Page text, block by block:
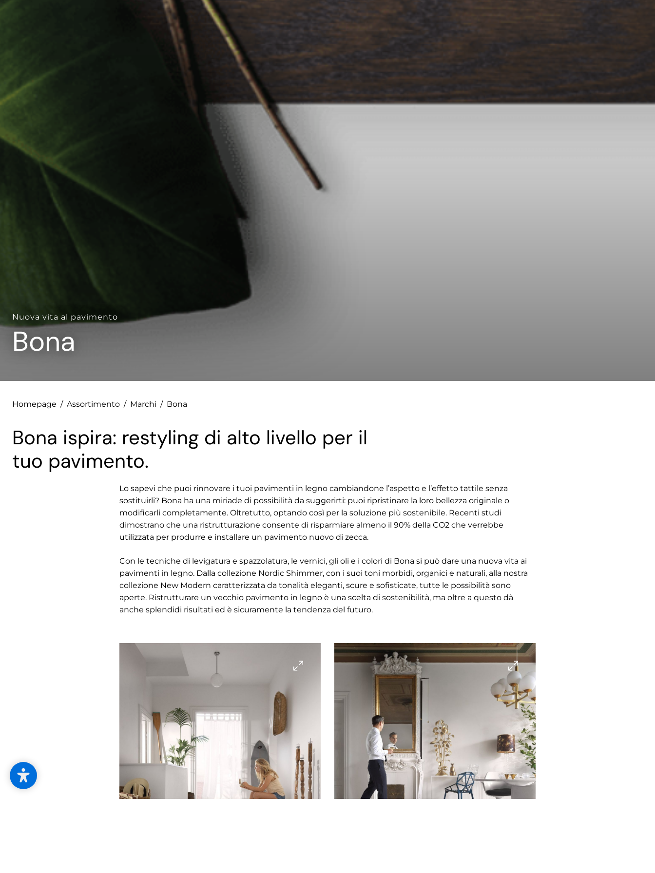
Nuova vita al pavimento
Bona
Homepage / Assortimento / Marchi / Bona
Bona ispira: restyling di alto livello per il
tuo pavimento.
Lo sapevi che puoi rinnovare i tuoi pavimenti in legno cambiandone l’aspetto e l’effetto tattile senza
sostituirli? Bona ha una miriade di possibilità da suggerirti: puoi ripristinare la loro bellezza originale o
modificarli completamente. Oltretutto, optando così per la soluzione più sostenibile. Recenti studi
dimostrano che una ristrutturazione consente di risparmiare almeno il 90% della CO2 che verrebbe
utilizzata per produrre e installare un pavimento nuovo di zecca.
Con le tecniche di levigatura e spazzolatura, le vernici, gli oli e i colori di Bona si può dare una nuova vita ai
pavimenti in legno. Dalla collezione Nordic Shimmer, con i suoi toni morbidi, organici e naturali, alla nostra
collezione New Modern caratterizzata da tonalità eleganti, scure e sofisticate, tutte le possibilità sono
aperte. Ristrutturare un vecchio pavimento in legno è una scelta di sostenibilità, ma oltre a questo dà
anche splendidi risultati ed è sicuramente la tendenza del futuro.